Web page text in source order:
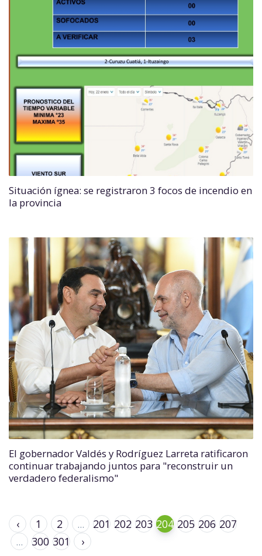
Situación ígnea: se registraron 3 focos de incendio en
la provincia
El gobernador Valdés y Rodríguez Larreta ratificaron
continuar trabajando juntos para "reconstruir un
verdadero federalismo"
‹ 1 2 ... 201 202 203 204 205 206 207
...
300 301 ›